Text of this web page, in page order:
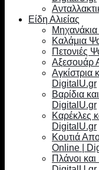
Είδη Αλιείας
Καλάμια
Πετονιές
Αξεσουάρ
Αγκίστρια
DigitalU.gr
Βαρίδια
DigitalU.gr
Καρέκλες
DigitalU.gr
Κουτιά
Online |
Πλάνοι